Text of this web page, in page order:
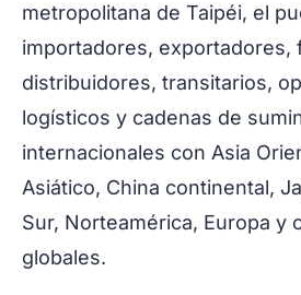
metropolitana de Taipéi, el
importadores, exportadores,
distribuidores, transitarios,
logísticos y cadenas de
internacionales con Asia
Asiático, China continental,
Sur, Norteamérica, Europa y
globales.